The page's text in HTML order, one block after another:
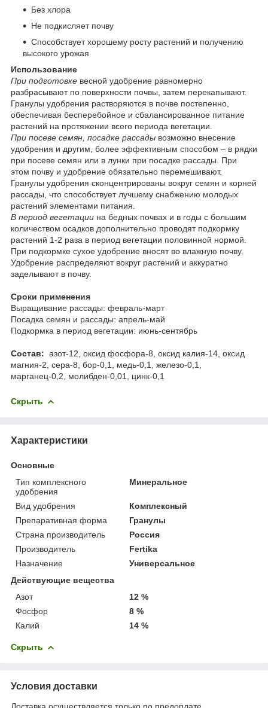
Без хлора
Не подкисляет почву
Способствует хорошему росту растений и получению
высокого урожая
Использование
При подготовке весной удобрение равномерно
разбрасывают по поверхности почвы, затем перекапывают.
Гранулы удобрения растворяются в почве постепенно,
обеспечивая бесперебойное и сбалансированное питание
растений на протяжении всего периода вегетации.
При посеве семян, посадке рассады возможно внесение
удобрения и другим, более эффективным способом – в рядки
при посеве семян или в лунки при посадке рассады. При
этом почву и удобрение обязательно перемешивают.
Гранулы удобрения сконцентрированы вокруг семян и корней
рассады, что способствует лучшему снабжению молодых
растений элементами питания.
В период вегетации на бедных почвах и в годы с большим
количеством осадков дополнительно проводят подкормку
растений 1-2 раза в период вегетации половинной нормой.
При подкормке сухое удобрение вносят во влажную почву.
Удобрение распределяют вокруг растений и аккуратно
заделывают в почву.
Сроки применения
Выращивание рассады: февраль-март
Посадка семян и рассады: апрель-май
Подкормка в период вегетации: июнь-сентябрь
Состав: азот-12, оксид фосфора-8, оксид калия-14, оксид
магния-2, сера-8, бор-0,1, медь-0,1, железо-0,1,
марганец-0,2, молибден-0,01, цинк-0,1
Скрыть
Характеристики
Основные
Тип комплексного
удобрения
Минеральное
Вид удобрения
Комплексный
Препаративная форма
Гранулы
Страна производитель
Россия
Производитель
Fertika
Назначение
Универсальное
Действующие вещества
Азот
12 %
Фосфор
8 %
Калий
14 %
Скрыть
Условия доставки
Доставка осуществляется только по предоплате.